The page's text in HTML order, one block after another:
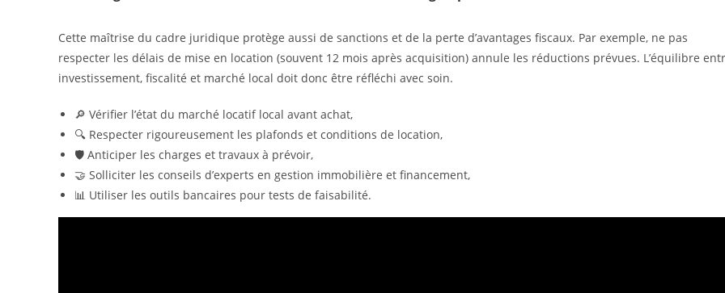
Cette maîtrise du cadre juridique protège aussi de sanctions et de la perte d’avantages fiscaux. Par exemple, ne pas
respecter les délais de mise en location (souvent 12 mois après acquisition) annule les réductions prévues. L’équilibre
investissement, fiscalité et marché local doit donc être réfléchi avec soin.
🔎 Vérifier l’état du marché locatif local avant achat,
🔍 Respecter rigoureusement les plafonds et conditions de location,
🛡 Anticiper les charges et travaux à prévoir,
🤝 Solliciter les conseils d’experts en gestion immobilière et financement,
📊 Utiliser les outils bancaires pour tests de faisabilité.